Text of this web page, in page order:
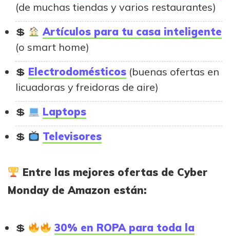
(de muchas tiendas y varios restaurantes)
Artículos para tu casa inteligente
(o smart home)
Electrodomésticos (buenas ofertas en
licuadoras y freidoras de aire)
Laptops
Televisores
Entre las mejores ofertas de Cyber
Monday de Amazon están:
30% en ROPA para toda la